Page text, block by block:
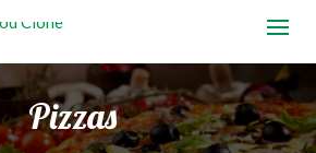
Pizzas